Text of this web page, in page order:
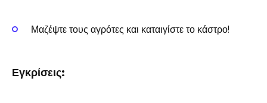
Μαζέψτε τους αγρότες και καταιγίστε το κάστρο!
Εγκρίσεις: